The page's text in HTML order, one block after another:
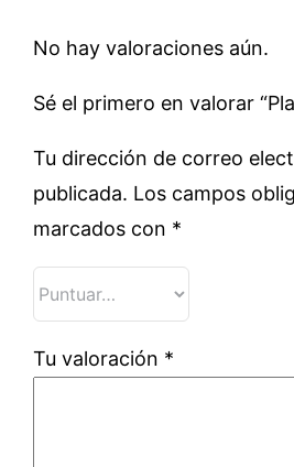
No hay valoraciones aún.
Sé el primero en valorar
Tu dirección de correo
publicada. Los campos
marcados con *
Tu valoración *